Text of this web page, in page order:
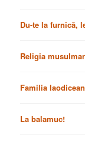
Du-te la furnică,
Religia
Familia
La balamuc!